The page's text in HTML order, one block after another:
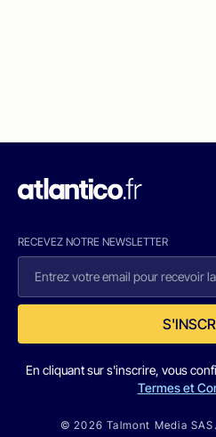
RECEVEZ NOTRE NEWSLETTER
En cliquant sur s'inscrire, vous
Termes et
© 2026 Talmont Media